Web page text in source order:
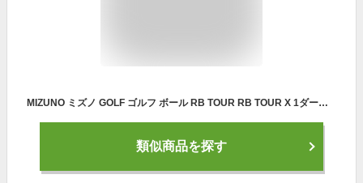
MIZUNO ミズノ GOLF ゴルフ ボール RB TOUR RB TOUR X 1ダース 日本正規品 5NJBT849
類似商品を探す